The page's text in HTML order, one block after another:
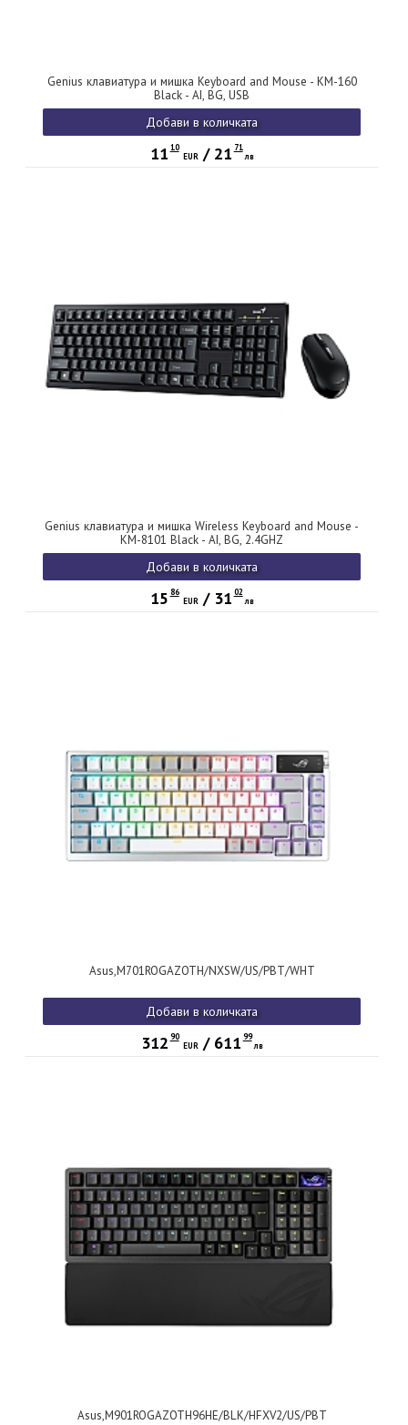
Genius клавиатура и мишка Keyboard and Mouse - KM-160
Black - AI, BG, USB
Добави в количката
11 10
EUR/ 21 71
лв
Genius клавиатура и мишка Wireless Keyboard and Mouse -
KM-8101 Black - AI, BG, 2.4GHZ
Добави в количката
15 86
EUR/ 31 02
лв
Asus,M701ROGAZOTH/NXSW/US/PBT/WHT
Добави в количката
312 90
EUR/ 611 99
лв
Asus,M901ROGAZOTH96HE/BLK/HFXV2/US/PBT